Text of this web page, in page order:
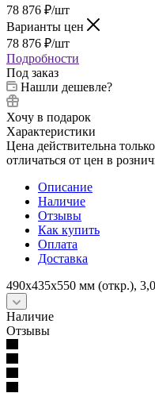
78 876 ₽/шт
Варианты цен
78 876 ₽/шт
Подробности
Под заказ
Нашли дешевле?
Хочу в подарок
Характеристики
Цена действительна
отличаться от цен в
Описание
Наличие
Отзывы
Как купить
Оплата
Доставка
490х435х550 мм (откр.),
Наличие
Отзывы